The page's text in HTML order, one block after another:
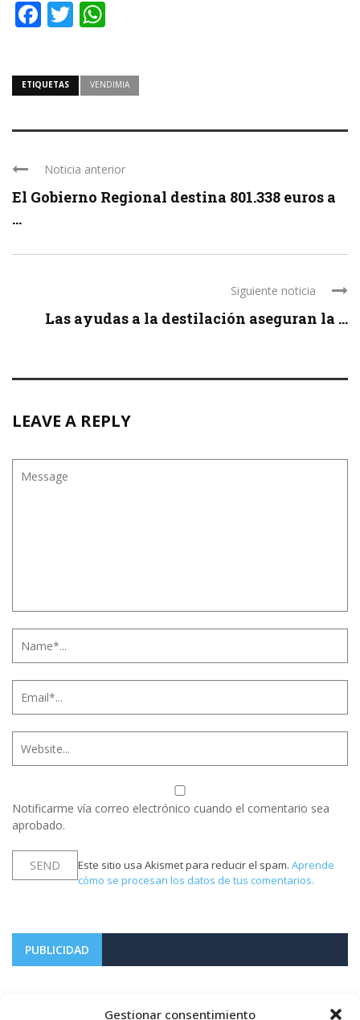
Gestionar consentimiento
Facebook
Twitter
ETIQUETAS VENDIMIA
Noticia anterior
El Gobierno Regional destina 801.338 euros a
...
Siguiente noticia
Las ayudas a la destilación aseguran la ...
LEAVE A REPLY
Notificarme vía correo electrónico cuando el comentario sea
aprobado.
Este sitio usa Akismet para reducir el spam. Aprende
cómo se procesan los datos de tus comentarios.
PUBLICIDAD